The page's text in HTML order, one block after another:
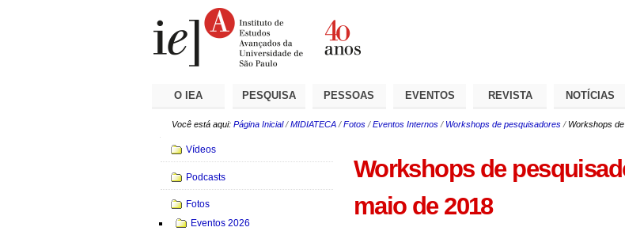
O IEA PESQUISA PESSOAS EVENTOS REVISTA NOTÍCIAS
Você está aqui: Página Inicial /MIDIATECA /Fotos /Eventos Internos / Workshops de pesquisadores / Workshops
Workshops de
maio de 2018
Navegação
Vídeos
Podcasts
Fotos
Eventos 2026